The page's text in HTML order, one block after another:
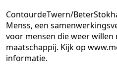
ContourdeTwern/
Menss, een
voor mensen die weer willen
maatschappij. Kijk op
informatie.